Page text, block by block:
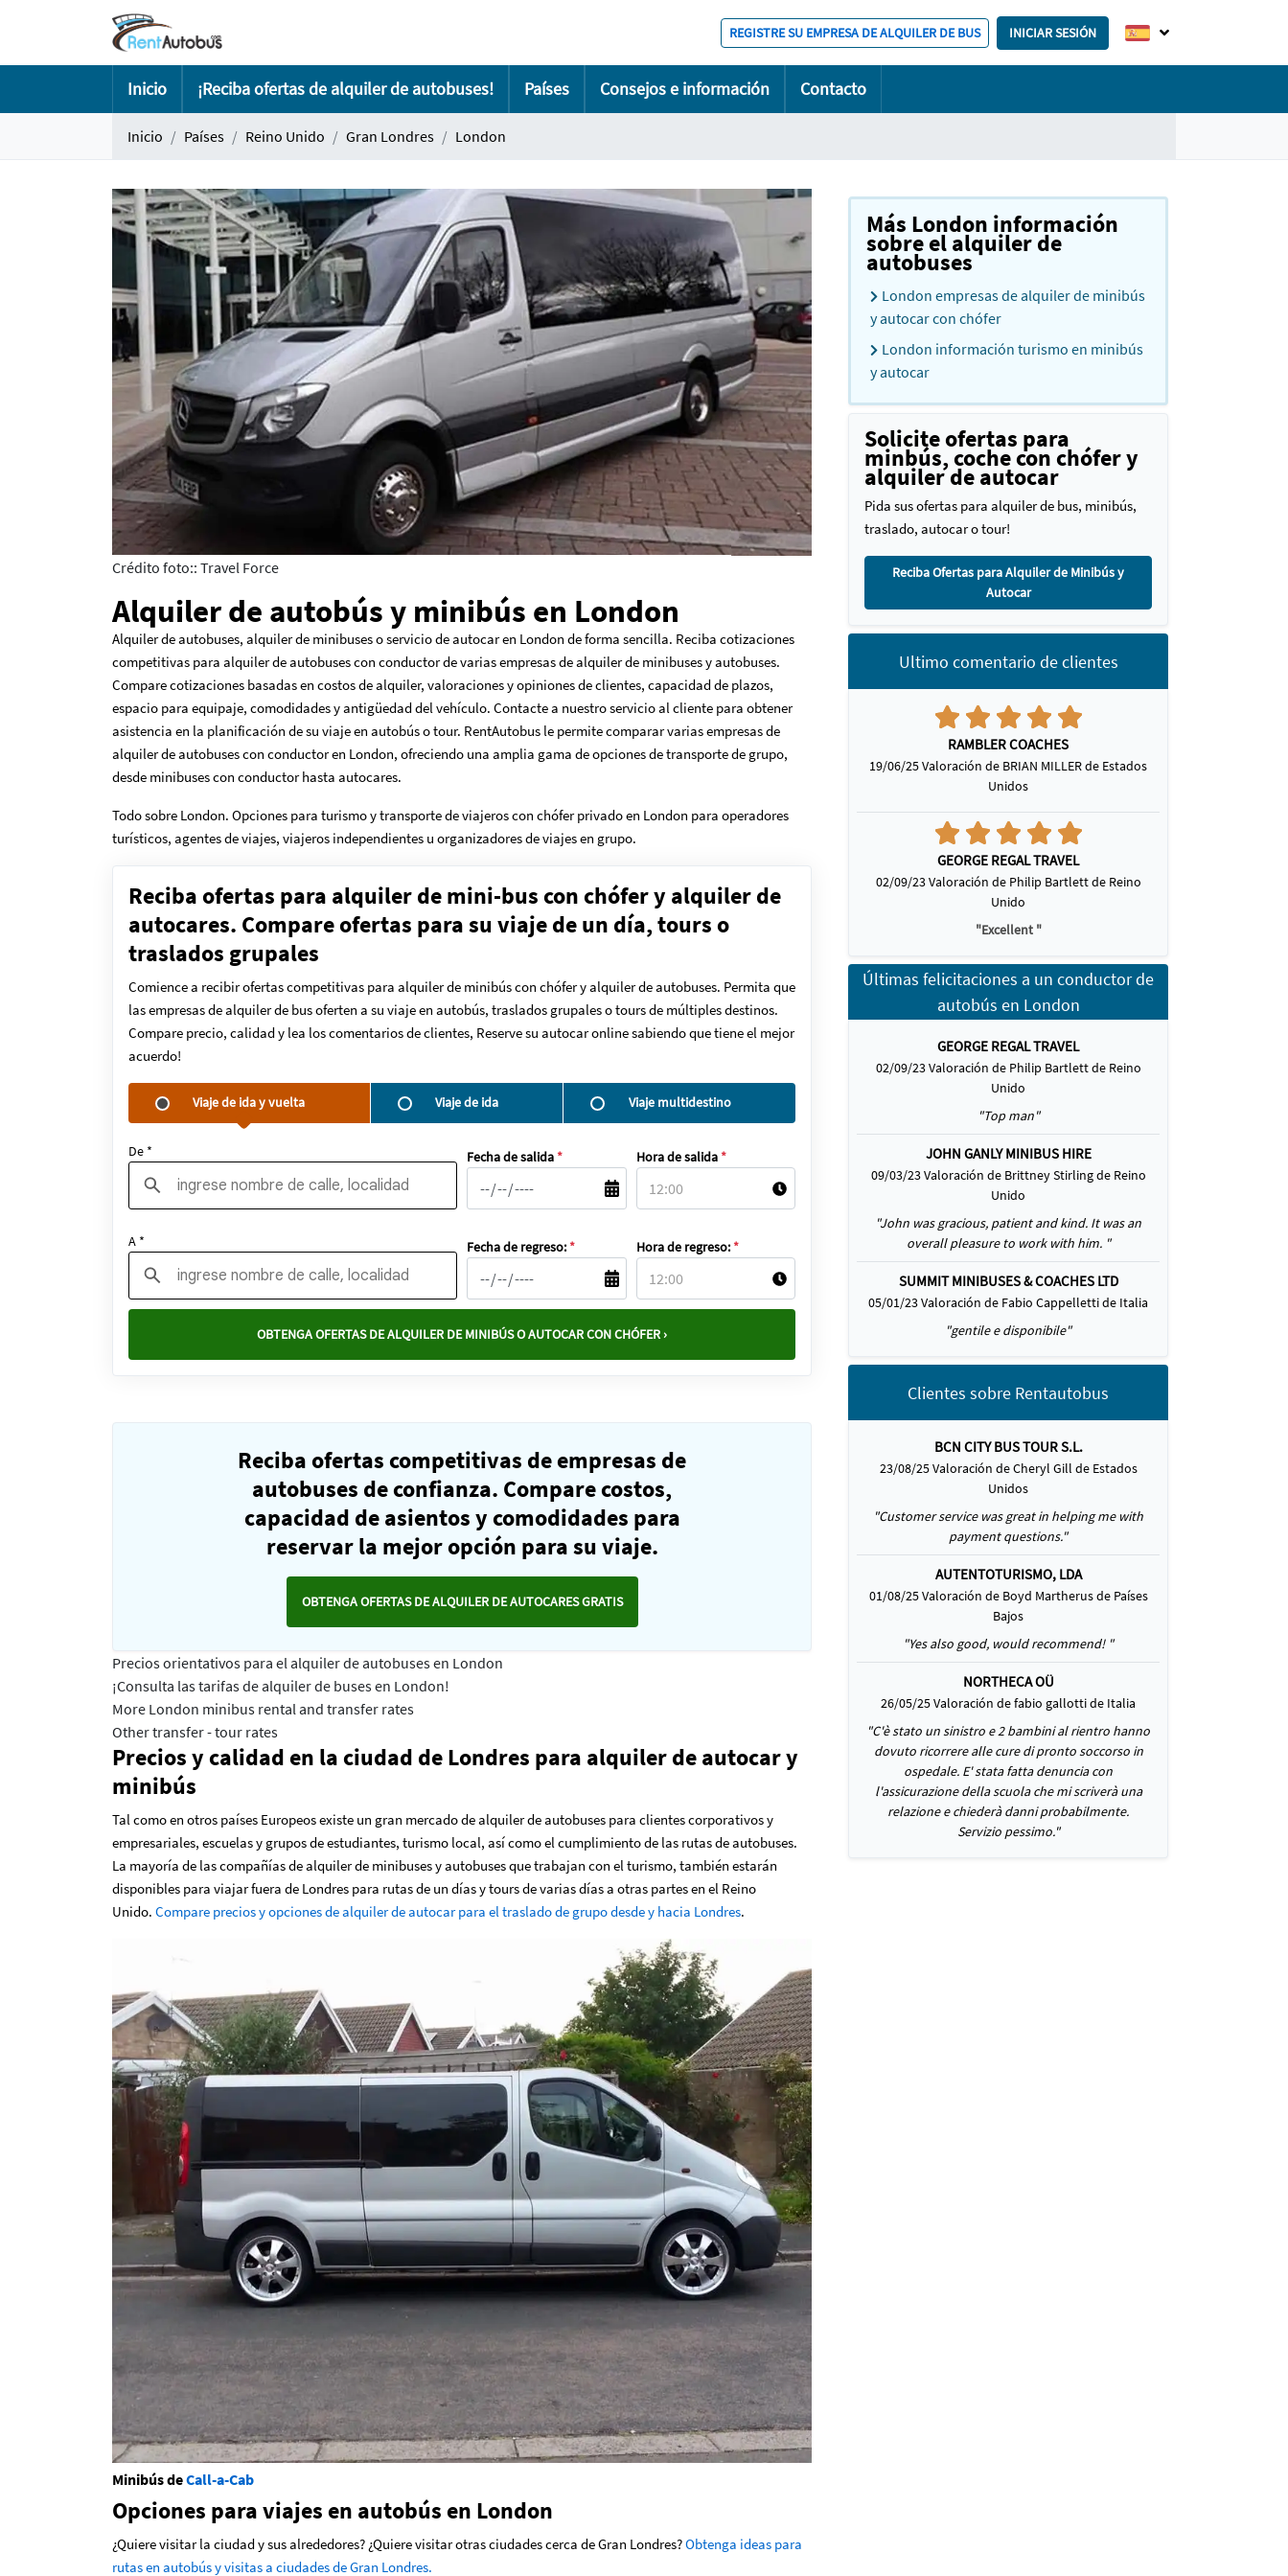
REGISTRE SU EMPRESA DE ALQUILER DE BUS INICIAR SESIÓN
Inicio ¡Reciba ofertas de alquiler de autobuses! Países Consejos e información Contacto
Inicio Países Reino Unido Gran Londres London
Crédito foto:: Travel Force
Alquiler de autobús y minibús en London
Alquiler de autobuses, alquiler de minibuses o servicio de autocar en London de forma sencilla. Reciba cotizaciones
competitivas para alquiler de autobuses con conductor de varias empresas de alquiler de minibuses y autobuses.
Compare cotizaciones basadas en costos de alquiler, valoraciones y opiniones de clientes, capacidad de plazos,
espacio para equipaje, comodidades y antigüedad del vehículo. Contacte a nuestro servicio al cliente para obtener
asistencia en la planificación de su viaje en autobús o tour. RentAutobus le permite comparar varias empresas de
alquiler de autobuses con conductor en London, ofreciendo una amplia gama de opciones de transporte de grupo,
desde minibuses con conductor hasta autocares.
Todo sobre London. Opciones para turismo y transporte de viajeros con chófer privado en London para operadores
turísticos, agentes de viajes, viajeros independientes u organizadores de viajes en grupo.
Reciba ofertas para alquiler de mini-bus con chófer y alquiler de
autocares. Compare ofertas para su viaje de un día, tours o
traslados grupales
Comience a recibir ofertas competitivas para alquiler de minibús con chófer y alquiler de autobuses. Permita que
las empresas de alquiler de bus oferten a su viaje en autobús, traslados grupales o tours de múltiples destinos.
Compare precio, calidad y lea los comentarios de clientes, Reserve su autocar online sabiendo que tiene el mejor
acuerdo!
Viaje de ida y vuelta Viaje de ida Viaje multidestino
De * Fecha de salida * Hora de salida *
A * Fecha de regreso: * Hora de regreso: *
OBTENGA OFERTAS DE ALQUILER DE MINIBÚS O AUTOCAR CON CHÓFER ›
Reciba ofertas competitivas de empresas de
autobuses de confianza. Compare costos,
capacidad de asientos y comodidades para
reservar la mejor opción para su viaje.
OBTENGA OFERTAS DE ALQUILER DE AUTOCARES GRATIS
Precios orientativos para el alquiler de autobuses en London
¡Consulta las tarifas de alquiler de buses en London!
More London minibus rental and transfer rates
Other transfer - tour rates
Precios y calidad en la ciudad de Londres para alquiler de autocar y
minibús
Tal como en otros países Europeos existe un gran mercado de alquiler de autobuses para clientes corporativos y
empresariales, escuelas y grupos de estudiantes, turismo local, así como el cumplimiento de las rutas de autobuses.
La mayoría de las compañías de alquiler de minibuses y autobuses que trabajan con el turismo, también estarán
disponibles para viajar fuera de Londres para rutas de un días y tours de varias días a otras partes en el Reino
Unido. Compare precios y opciones de alquiler de autocar para el traslado de grupo desde y hacia Londres.
Minibús deCall-a-Cab
Opciones para viajes en autobús en London
¿Quiere visitar la ciudad y sus alrededores? ¿Quiere visitar otras ciudades cerca de Gran Londres?Obtenga ideas para
rutas en autobús y visitas a ciudades de Gran Londres.
Más London información
sobre el alquiler de
autobuses
London empresas de alquiler de minibús
y autocar con chófer
London información turismo en minibús
y autocar
Solicite ofertas para
minbús, coche con chófer y
alquiler de autocar
Pida sus ofertas para alquiler de bus, minibús,
traslado, autocar o tour!
Reciba Ofertas para Alquiler de Minibús y
Autocar
Ultimo comentario de clientes
RAMBLER COACHES
19/06/25 Valoración de BRIAN MILLER de Estados
Unidos
GEORGE REGAL TRAVEL
02/09/23 Valoración de Philip Bartlett de Reino
Unido
"Excellent "
Últimas felicitaciones a un conductor de
autobús en London
GEORGE REGAL TRAVEL
02/09/23 Valoración de Philip Bartlett de Reino
Unido
"Top man"
JOHN GANLY MINIBUS HIRE
09/03/23 Valoración de Brittney Stirling de Reino
Unido
"John was gracious, patient and kind. It was an
overall pleasure to work with him. "
SUMMIT MINIBUSES & COACHES LTD
05/01/23 Valoración de Fabio Cappelletti de Italia
"gentile e disponibile"
Clientes sobre Rentautobus
BCN CITY BUS TOUR S.L.
23/08/25 Valoración de Cheryl Gill de Estados
Unidos
"Customer service was great in helping me with
payment questions."
AUTENTOTURISMO, LDA
01/08/25 Valoración de Boyd Martherus de Países
Bajos
"Yes also good, would recommend! "
NORTHECA OÜ
26/05/25 Valoración de fabio gallotti de Italia
"C'è stato un sinistro e 2 bambini al rientro hanno
dovuto ricorrere alle cure di pronto soccorso in
ospedale. E' stata fatta denuncia con
l'assicurazione della scuola che mi scriverà una
relazione e chiederà danni probabilmente.
Servizio pessimo."